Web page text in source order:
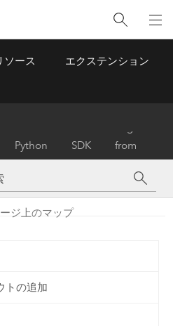
ソース エクステンション
Python SDK
from
ArcMap
ジ上のマップ
トの追加